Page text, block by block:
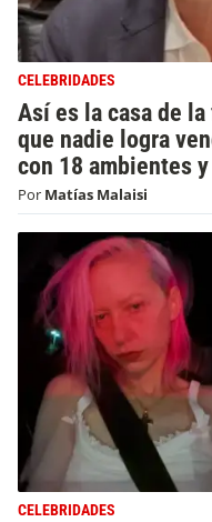
CELEBRIDADES
Así es la casa de
que nadie logra
con 18 ambientes
Por Matías Malaisi
CELEBRIDADES